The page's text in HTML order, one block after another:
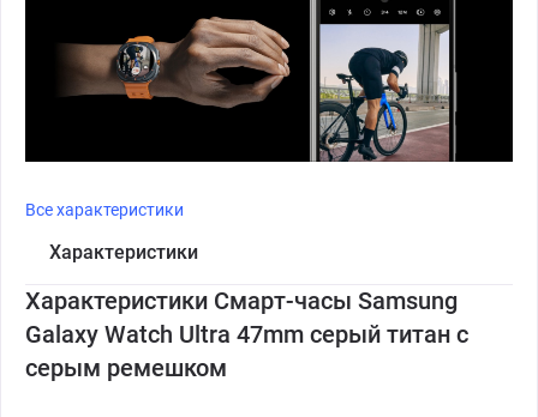
Все характеристики
Характеристики
Характеристики Смарт-часы Samsung
Galaxy Watch Ultra 47mm серый титан с
серым ремешком